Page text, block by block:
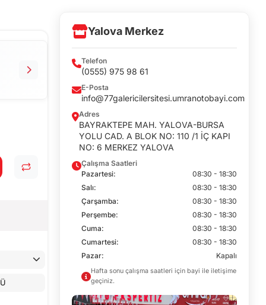
Yalova Merkez
Telefon
(0555) 975 98 61
E-Posta
info@77galericilersitesi.umranotobayi.com
Adres
BAYRAKTEPE MAH. YALOVA-BURSA
YOLU CAD. A BLOK NO: 110 /1 İÇ KAPI
NO: 6 MERKEZ YALOVA
Çalışma Saatleri
Pazartesi:
08:30 - 18:30
Salı:
08:30 - 18:30
Çarşamba:
08:30 - 18:30
Perşembe:
08:30 - 18:30
Cuma:
08:30 - 18:30
Cumartesi:
08:30 - 18:30
Pazar:
Kapalı
Hafta sonu çalışma saatleri için bayi ile iletişime
geçiniz.